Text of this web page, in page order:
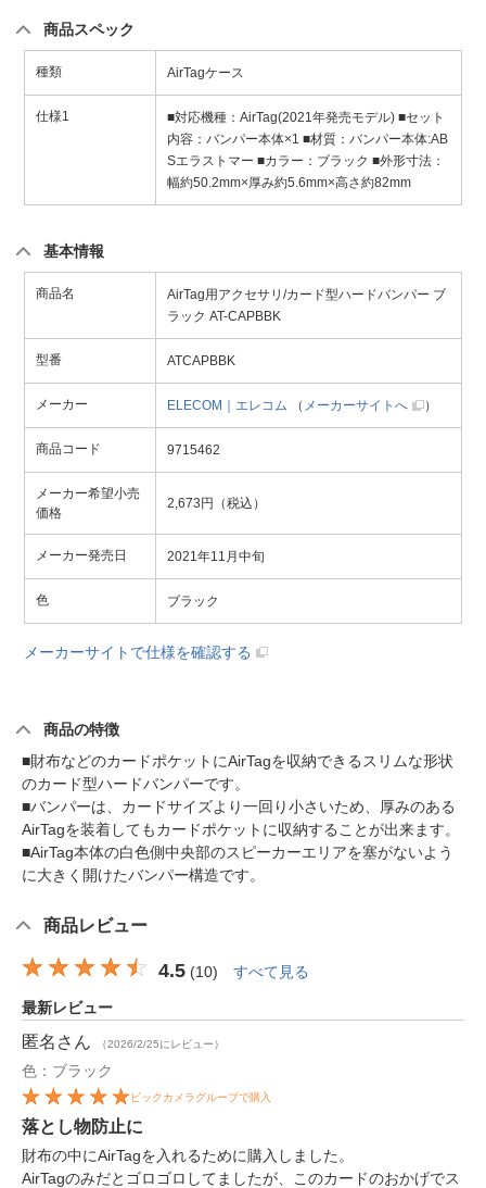
商品スペック
種類 AirTagケース
仕様1
■対応機種：AirTag(2021年発売モデル) ■セット
内容：バンパー本体×1 ■材質：バンパー本体:AB
Sエラストマー ■カラー：ブラック ■外形寸法：
幅約50.2mm×厚み約5.6mm×高さ約82mm
基本情報
商品名
AirTag用アクセサリ/カード型ハードバンパー ブ
ラック AT-CAPBBK
型番 ATCAPBBK
メーカー ELECOM｜エレコム （ メーカーサイトへ ）
商品コード 9715462
メーカー希望小売
価格
2,673円（税込）
メーカー発売日 2021年11月中旬
色 ブラック
メーカーサイトで仕様を確認する
商品の特徴
■財布などのカードポケットにAirTagを収納できるスリムな形状
のカード型ハードバンパーです。
■バンパーは、カードサイズより一回り小さいため、厚みのある
AirTagを装着してもカードポケットに収納することが出来ます。
■AirTag本体の白色側中央部のスピーカーエリアを塞がないよう
に大きく開けたバンパー構造です。
商品レビュー
4.5 (10) すべて見る
最新レビュー
匿名 さん （2026/2/25にレビュー）
色：ブラック
ビックカメラグループで購入
落とし物防止に
財布の中にAirTagを入れるために購入しました。
AirTagのみだとゴロゴロしてましたが、このカードのおかげでス